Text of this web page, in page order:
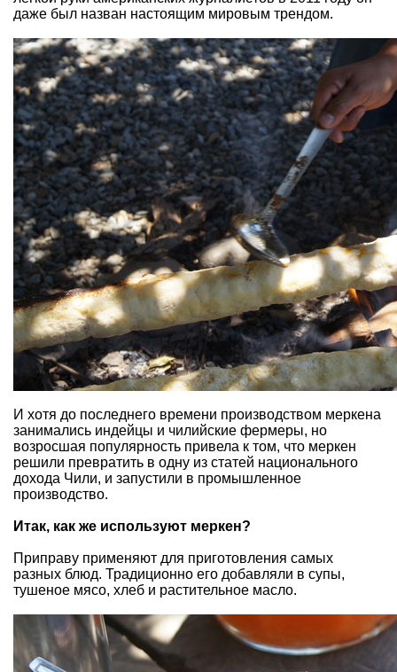
даже был назван настоящим мировым трендом.
И хотя до последнего времени производством меркена
занимались индейцы и чилийские фермеры, но
возросшая популярность привела к том, что меркен
решили превратить в одну из статей национального
дохода Чили, и запустили в промышленное
производство.
Итак, как же используют меркен?
Приправу применяют для приготовления самых
разных блюд. Традиционно его добавляли в супы,
тушеное мясо, хлеб и растительное масло.